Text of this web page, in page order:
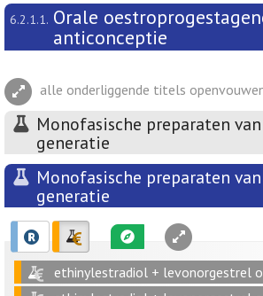
6.2.1.1. Orale
anticonceptie
alle onderliggende titels
Monofasische preparaten
generatie
Monofasische preparaten
generatie
ethinylestradiol + levonorgestrel